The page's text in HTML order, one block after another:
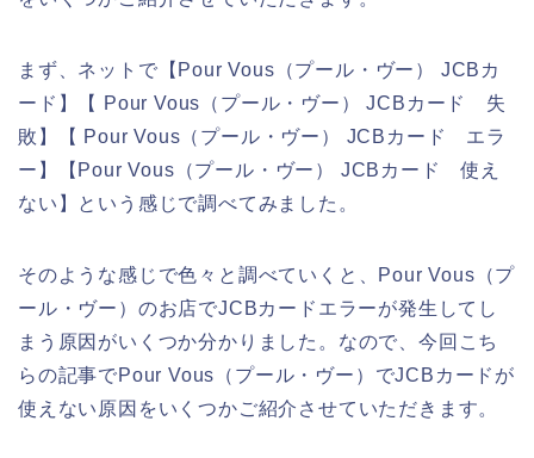
まず、ネットで【Pour Vous（プール・ヴー） JCBカ
ード】【 Pour Vous（プール・ヴー） JCBカード 失
敗】【 Pour Vous（プール・ヴー） JCBカード エラ
ー】【Pour Vous（プール・ヴー） JCBカード 使え
ない】という感じで調べてみました。
そのような感じで色々と調べていくと、Pour Vous（プ
ール・ヴー）のお店でJCBカードエラーが発生してし
まう原因がいくつか分かりました。なので、今回こち
らの記事でPour Vous（プール・ヴー）でJCBカードが
使えない原因をいくつかご紹介させていただきます。